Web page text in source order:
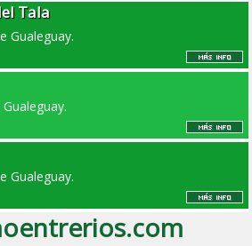
Tala
Gualeguay.
Gualeguay.